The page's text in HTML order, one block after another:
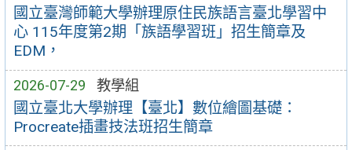
國立臺灣師範大學辦理原住民族語言臺北學習中
心 115年度第2期「族語學習班」招生簡章及
EDM，
2026-07-29 教學組
國立臺北大學辦理【臺北】數位繪圖基礎：
Procreate插畫技法班招生簡章